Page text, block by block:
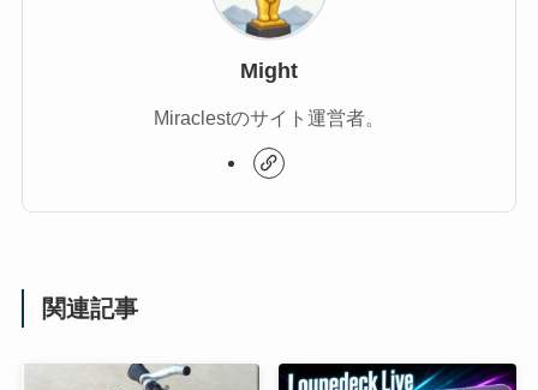
Might
Miraclestのサイト運営者。
関連記事